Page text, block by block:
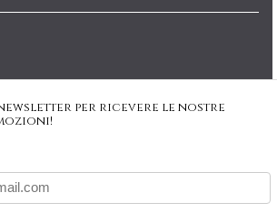
per ricevere le nostre